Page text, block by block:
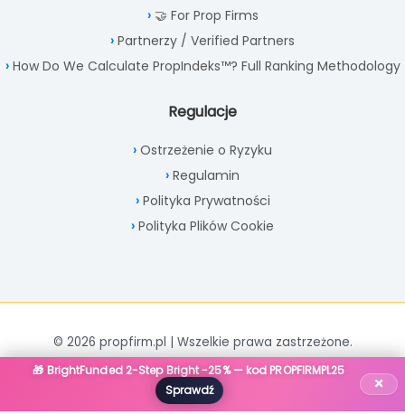
🤝 For Prop Firms
Partnerzy / Verified Partners
How Do We Calculate PropIndeks™? Full Ranking Methodology
Regulacje
Ostrzeżenie o Ryzyku
Regulamin
Polityka Prywatności
Polityka Plików Cookie
© 2026 propfirm.pl | Wszelkie prawa zastrzeżone.
🎁 BrightFunded 2-Step Bright -25% — kod PROPFIRMPL25
Sprawdź
×